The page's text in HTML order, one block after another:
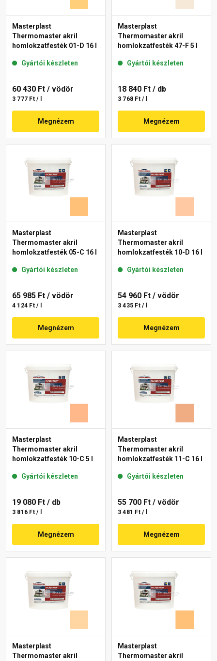
Masterplast
Thermomaster akril
homlokzatfesték 01-D 16 l
Gyártói készleten
60 430 Ft / vödör
3 777 Ft / l
Megnézem
Masterplast
Thermomaster akril
homlokzatfesték 47-F 5 l
Gyártói készleten
18 840 Ft / db
3 768 Ft / l
Megnézem
Masterplast
Thermomaster akril
homlokzatfesték 05-C 16 l
Gyártói készleten
65 985 Ft / vödör
4 124 Ft / l
Megnézem
Masterplast
Thermomaster akril
homlokzatfesték 10-D 16 l
Gyártói készleten
54 960 Ft / vödör
3 435 Ft / l
Megnézem
Masterplast
Thermomaster akril
homlokzatfesték 10-C 5 l
Gyártói készleten
19 080 Ft / db
3 816 Ft / l
Megnézem
Masterplast
Thermomaster akril
homlokzatfesték 11-C 16 l
Gyártói készleten
55 700 Ft / vödör
3 481 Ft / l
Megnézem
Masterplast
Thermomaster akril
Masterplast
Thermomaster akril